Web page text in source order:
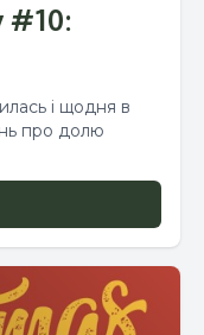
#10:
і щодня в
про долю